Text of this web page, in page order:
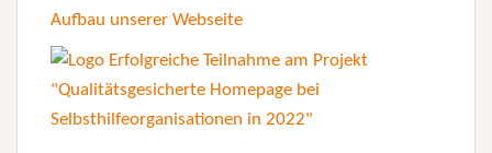
Aufbau unserer Webseite